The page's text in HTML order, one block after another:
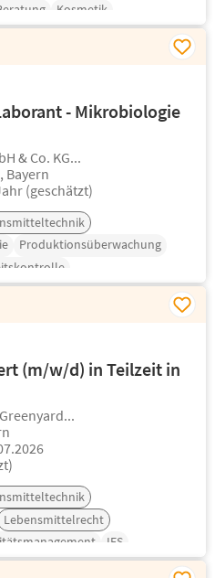
Kosmetik
- Mikrobiologie
& Co. KG...
Bayern
(geschätzt)
Produktionsüberwachung
(m/w/d) in Teilzeit in
Lebensmittelrecht
IFS